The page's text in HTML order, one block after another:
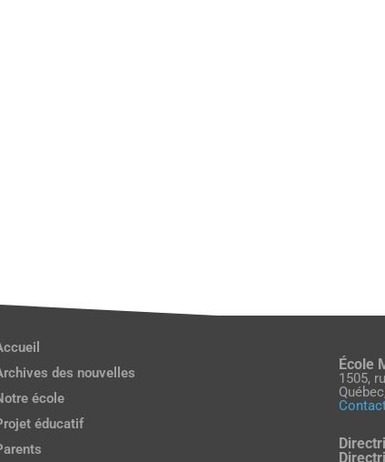
des nouvelles
école
éducatif
École
1505,